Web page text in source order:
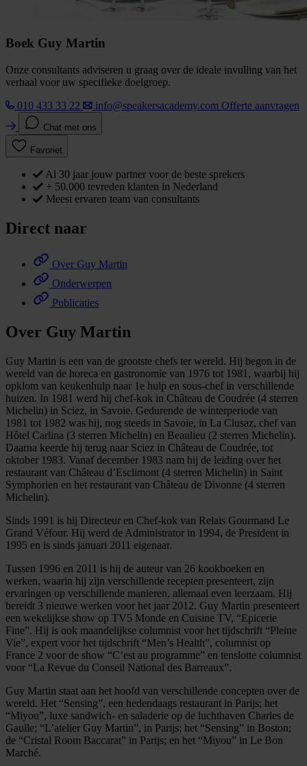
Boek Guy Martin
Onze consultants adviseren u graag over de ideale invulling van het
verhaal voor uw specifieke doelgroep.
010 433 33 22
info@speakersacademy.com Offerte aanvragen
Chat met ons
Favoriet
Al 30 jaar jouw partner voor de beste sprekers
+ 50.000 tevreden klanten in Nederland
Meest ervaren team van consultants
Direct naar
Over Guy Martin
Onderwerpen
Publicaties
Over Guy Martin
Guy Martin is een van de grootste chefs ter wereld. Hij begon in de
wereld van de horeca en gastronomie van 1976 tot 1981, waarbij hij
opklom van keukenhulp naar 1e hulp en sous-chef in verschillende
huizen. In 1981 werd hij chef-kok in Château de Coudrée (4 sterren
Michelin) in Sciez, in Savoie. Gedurende de winterperiode van
1981 tot 1982 was hij, nog steeds in Savoie, in La Clusaz, chef van
Hôtel Carlina (3 sterren Michelin) en Beaulieu (2 sterren Michelin).
Daarna keerde hij terug naar Sciez in Château de Coudrée, tot
oktober 1983. Vanaf december 1983 nam hij de leiding over het
restaurant van Château d’Esclimont (4 sterren Michelin) in Saint
Symphorien en het restaurant van Château de Divonne (4 sterren
Michelin).
Sinds 1991 is hij Directeur en Chef-kok van Relais Gourmand Le
Grand Véfour. Hij werd de Administrator in 1994, de President in
1995 en is sinds januari 2011 eigenaar.
Tussen 1996 en 2011 is hij de auteur van 26 kookboeken en
werken, waarin hij zijn verschillende recepten presenteert, zijn
ervaringen op verschillende manieren, allemaal even leerzaam. Hij
bereidt 3 nieuwe werken voor het jaar 2012. Guy Martin presenteert
een wekelijkse show op TV5 Monde en Cuisine TV, “Epicerie
Fine”. Hij is ook maandelijkse columnist voor het tijdschrift “Pleine
Vie”, expert voor het tijdschrift “Men’s Health”, columnist op
France 2 voor de show “C’est au programme” en tenslotte columnist
voor “La Revue du Conseil National des Barreaux”.
Guy Martin staat aan het hoofd van verschillende concepten over de
wereld. Het “Sensing”, een hedendaags restaurant in Parijs; het
“Miyou”, luxe sandwich- en saladerie op de luchthaven Charles de
Gaulle; “L’atelier Guy Martin”, in Parijs; het “Sensing” in Boston;
de “Cristal Room Baccarat” in Parijs; en het “Miyou” in Le Bon
Marché.